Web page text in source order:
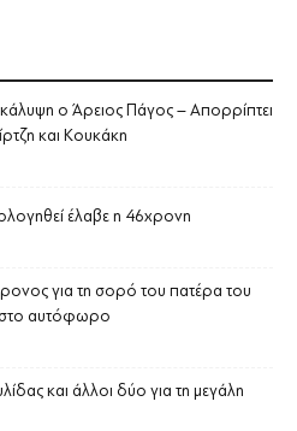
ο Άρειος Πάγος – Απορρίπτει
και Κουκάκη
έλαβε η 46χρονη
για τη σορό του πατέρα του
στο αυτόφωρο
και άλλοι δύο για τη μεγάλη